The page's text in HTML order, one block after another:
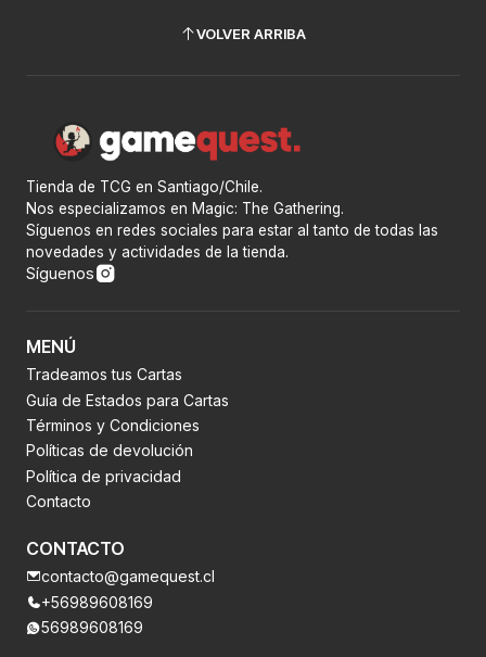
VOLVER ARRIBA
Tienda de TCG en Santiago/Chile.
Nos especializamos en Magic: The Gathering.
Síguenos en redes sociales para estar al tanto de todas las
novedades y actividades de la tienda.
Síguenos
MENÚ
Tradeamos tus Cartas
Guía de Estados para Cartas
Términos y Condiciones
Políticas de devolución
Política de privacidad
Contacto
CONTACTO
contacto@gamequest.cl
+56989608169
56989608169